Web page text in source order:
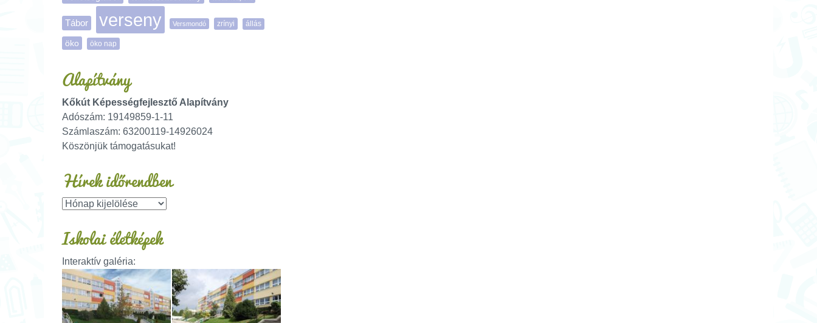
Tábor verseny Versmondó zrínyi állás
öko öko nap
Alapítvány
Kőkút Képességfejlesztő Alapítvány
Adószám: 19149859-1-11
Számlaszám: 63200119-14926024
Köszönjük támogatásukat!
Hírek időrendben
Iskolai életképek
Interaktív galéria: